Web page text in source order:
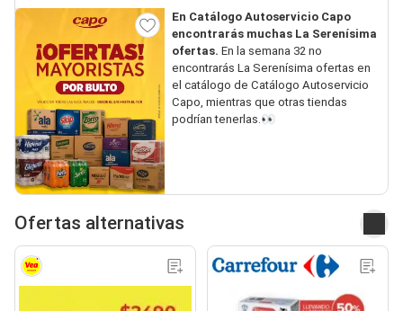
En Catálogo Autoservicio Capo
encontrarás muchas La Serenísima
ofertas. En la semana 32 no
encontrarás La Serenísima ofertas en
el catálogo de Catálogo Autoservicio
Capo, mientras que otras tiendas
podrían tenerlas.👀
Ofertas alternativas